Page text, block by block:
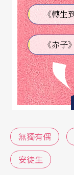
《赤子》
無獨有偶
安徒生